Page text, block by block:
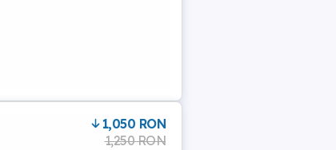
1,050 RON
1,250 RON